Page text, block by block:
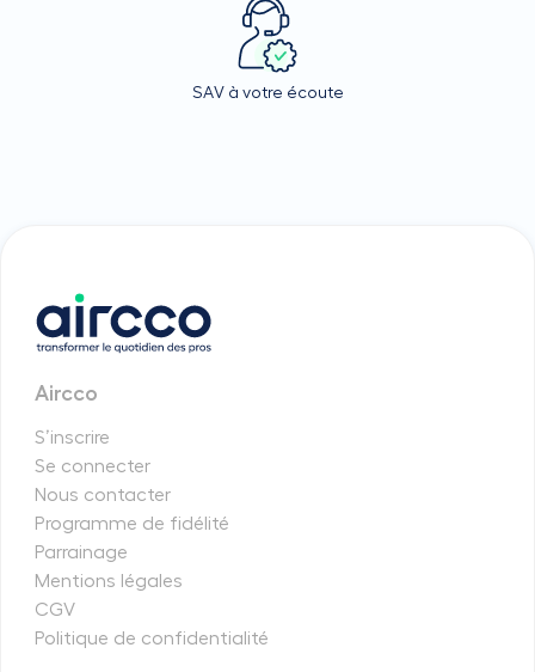
SAV à votre écoute
Aircco
S’inscrire
Se connecter
Nous contacter
Programme de fidélité
Parrainage
Mentions légales
CGV
Politique de confidentialité